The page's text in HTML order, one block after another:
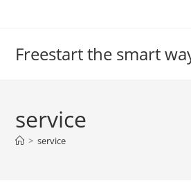
Freestart the smart
service
> service